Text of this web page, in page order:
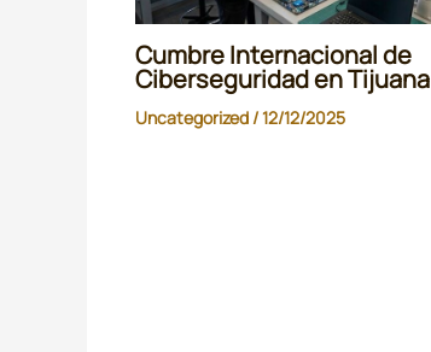
Cumbre Internacional de
Ciberseguridad en Tijuana
Uncategorized /12/12/2025